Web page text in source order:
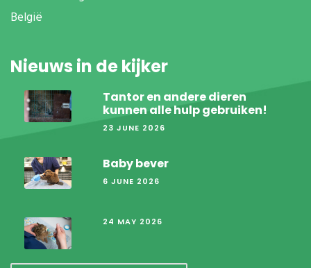
België
Nieuws in de kijker
Tantor en andere dieren
kunnen alle hulp gebruiken!
23 JUNE 2026
Baby bever
6 JUNE 2026
24 MAY 2026